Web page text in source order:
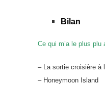
Bilan
Ce qui m’a le plus plu
– La sortie croisière à
– Honeymoon Island